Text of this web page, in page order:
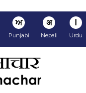
ਅ
Punjabi
अ
Nepali
ا
Urdu